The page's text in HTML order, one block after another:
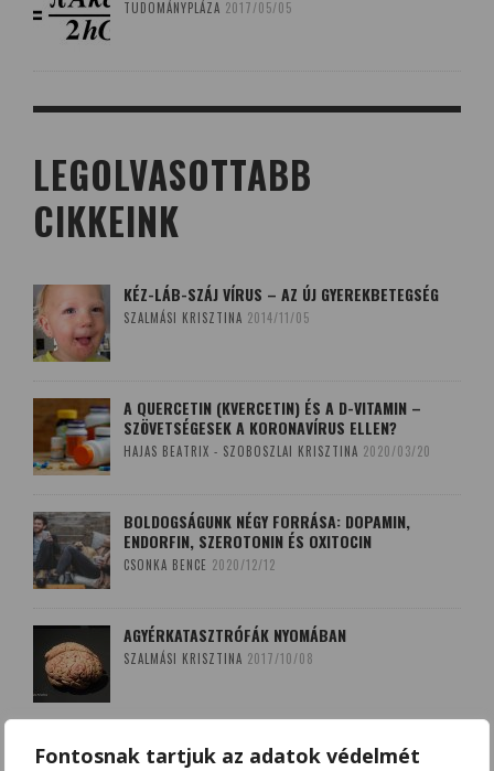
Fontosnak tartjuk az adatok védelmét
TUDOMÁNYPLÁZA 2017/05/05
LEGOLVASOTTABB
CIKKEINK
KÉZ-LÁB-SZÁJ VÍRUS – AZ ÚJ GYEREKBETEGSÉG
SZALMÁSI KRISZTINA 2014/11/05
A QUERCETIN (KVERCETIN) ÉS A D-VITAMIN –
SZÖVETSÉGESEK A KORONAVÍRUS ELLEN?
HAJAS BEATRIX - SZOBOSZLAI KRISZTINA 2020/03/20
BOLDOGSÁGUNK NÉGY FORRÁSA: DOPAMIN,
ENDORFIN, SZEROTONIN ÉS OXITOCIN
CSONKA BENCE 2020/12/12
AGYÉRKATASZTRÓFÁK NYOMÁBAN
SZALMÁSI KRISZTINA 2017/10/08
A LEKOPOGÁS BABONÁJA